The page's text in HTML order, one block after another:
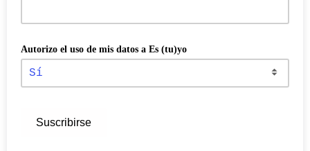
Autorizo el uso de mis datos a Es (tu)yo